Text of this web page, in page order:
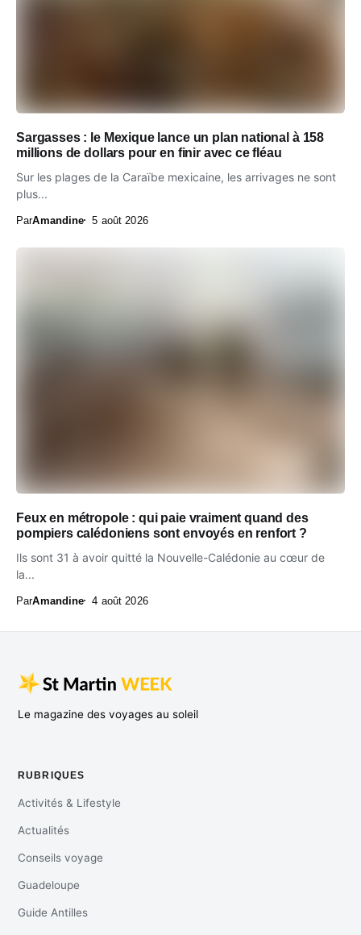
Sargasses : le Mexique lance un plan national à 158
millions de dollars pour en finir avec ce fléau
Sur les plages de la Caraïbe mexicaine, les arrivages ne sont
plus...
ParAmandine 5 août 2026
Feux en métropole : qui paie vraiment quand des
pompiers calédoniens sont envoyés en renfort ?
Ils sont 31 à avoir quitté la Nouvelle-Calédonie au cœur de
la...
ParAmandine 4 août 2026
Le magazine des voyages au soleil
RUBRIQUES
Activités & Lifestyle
Actualités
Conseils voyage
Guadeloupe
Guide Antilles